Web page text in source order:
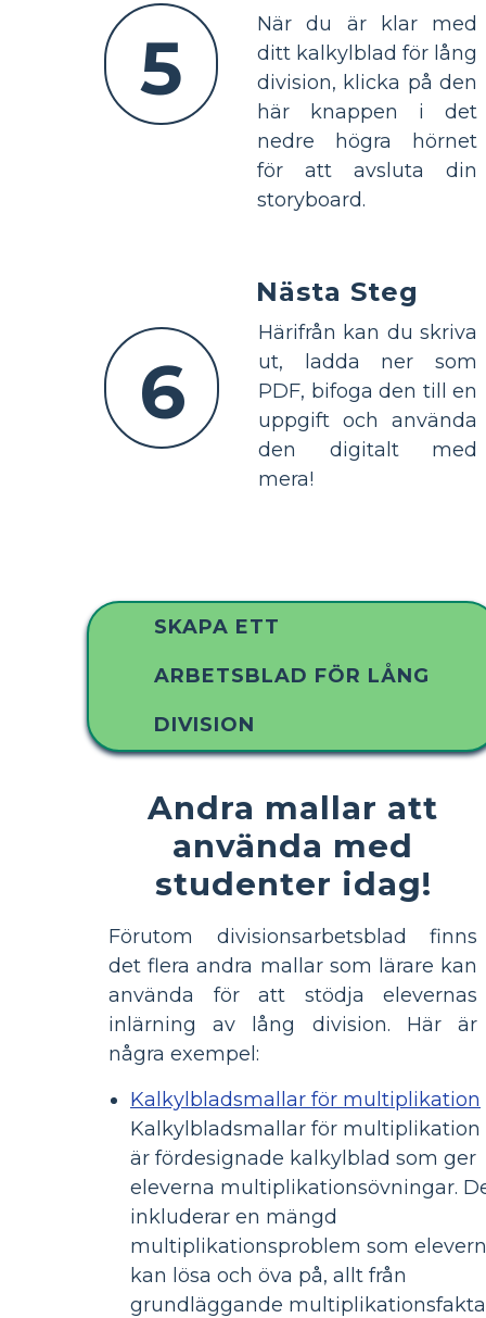
5
När du är klar med
ditt kalkylblad för lång
division, klicka på den
här knappen i det
nedre högra hörnet
för att avsluta din
storyboard.
6
Nästa Steg
Härifrån kan du skriva
ut, ladda ner som
PDF, bifoga den till en
uppgift och använda
den digitalt med
mera!
SKAPA ETT
ARBETSBLAD FÖR LÅNG
DIVISION
Andra mallar att
använda med
studenter idag!
Förutom divisionsarbetsblad finns
det flera andra mallar som lärare kan
använda för att stödja elevernas
inlärning av lång division. Här är
några exempel:
Kalkylbladsmallar för multiplikation
Kalkylbladsmallar för multiplikation
är fördesignade kalkylblad som ger
eleverna multiplikationsövningar.
inkluderar en mängd
multiplikationsproblem som
kan lösa och öva på, allt från
grundläggande multiplikationsfakta